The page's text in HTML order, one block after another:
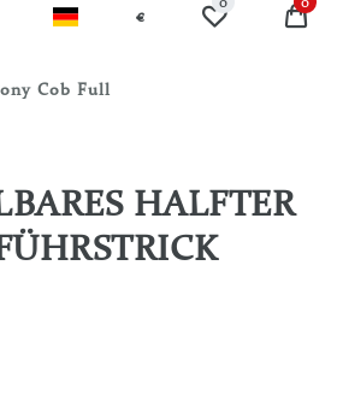
€
Cob Full
HALFTER